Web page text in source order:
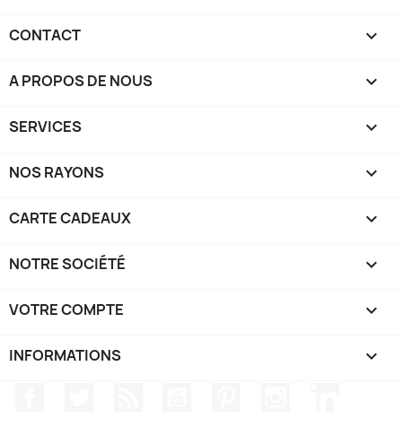
CONTACT 
A PROPOS DE NOUS 
SERVICES 
NOS RAYONS 
CARTE CADEAUX 
NOTRE SOCIÉTÉ 
VOTRE COMPTE 
INFORMATIONS keyboard_arrow_down